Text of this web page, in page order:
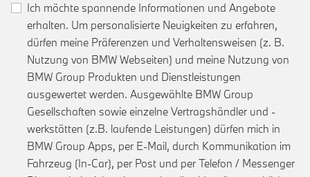
Ich möchte spannende Informationen und Angebote
erhalten. Um personalisierte Neuigkeiten zu erfahren,
dürfen meine Präferenzen und Verhaltensweisen (z. B.
Nutzung von BMW Webseiten) und meine Nutzung von
BMW Group Produkten und Dienstleistungen
ausgewertet werden. Ausgewählte BMW Group
Gesellschaften sowie einzelne Vertragshändler und -
werkstätten (z.B. laufende Leistungen) dürfen mich in
BMW Group Apps, per E-Mail, durch Kommunikation im
Fahrzeug (In-Car), per Post und per Telefon / Messenger